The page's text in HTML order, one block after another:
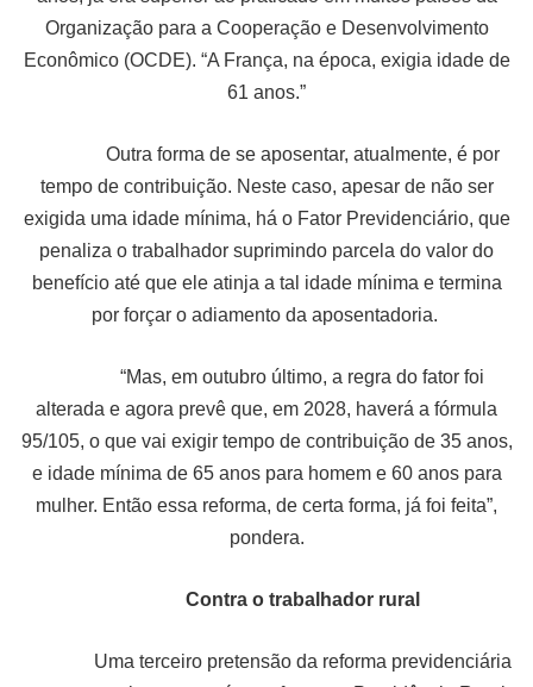
Organização para a Cooperação e Desenvolvimento
Econômico (OCDE). “A França, na época, exigia idade de
61 anos.”
Outra forma de se aposentar, atualmente, é por
tempo de contribuição. Neste caso, apesar de não ser
exigida uma idade mínima, há o Fator Previdenciário, que
penaliza o trabalhador suprimindo parcela do valor do
benefício até que ele atinja a tal idade mínima e termina
por forçar o adiamento da aposentadoria.
“Mas, em outubro último, a regra do fator foi
alterada e agora prevê que, em 2028, haverá a fórmula
95/105, o que vai exigir tempo de contribuição de 35 anos,
e idade mínima de 65 anos para homem e 60 anos para
mulher. Então essa reforma, de certa forma, já foi feita”,
pondera.
Contra o trabalhador rural
Uma terceiro pretensão da reforma previdenciária